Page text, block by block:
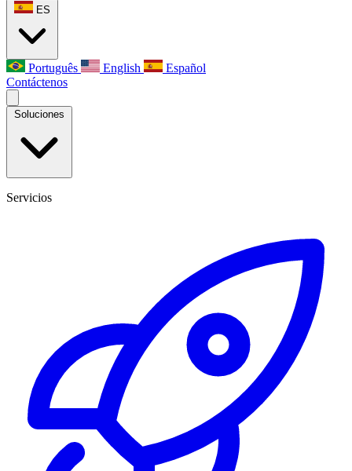
ES
Português English
Español
Contáctenos
Soluciones
Servicios